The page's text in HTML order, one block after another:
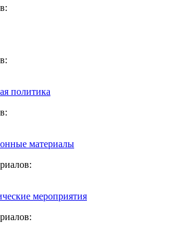
политика
материалы
мероприятия